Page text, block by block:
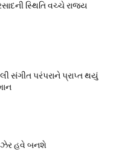
સ્થિતિ વચ્ચે રાજ્ય
સંગીત પરંપરાને પ્રાપ્ત થયું
ઝેર હવે બનશે